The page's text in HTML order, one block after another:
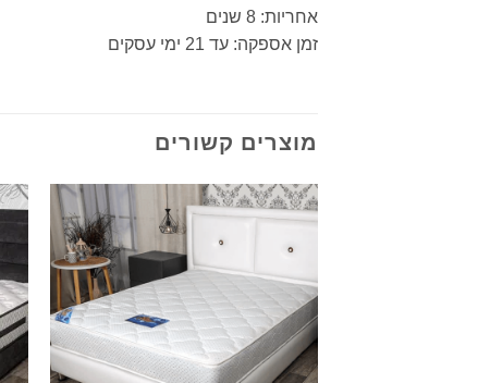
אחריות: 8 שנים
זמן אספקה: עד 21 ימי עסקים
מוצרים קשורים
הוסף
למוצרים
שאהבתי